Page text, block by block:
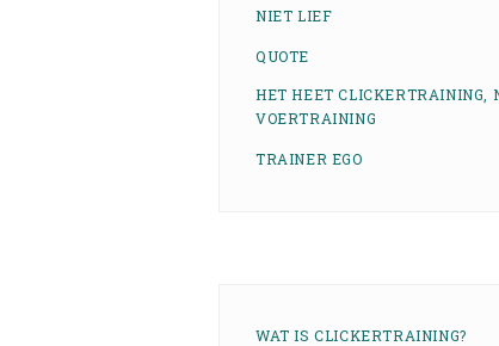
NIET LIEF
QUOTE
HET HEET CLICKERTRAINING,
VOERTRAINING
TRAINER EGO
WAT IS CLICKERTRAINING?